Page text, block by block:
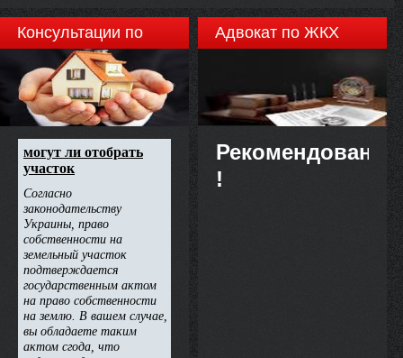
Консультации по
недвижимости
Адвокат по ЖКХ
Рекомендовано
!